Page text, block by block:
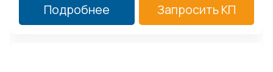
Подробнее Запросить КП